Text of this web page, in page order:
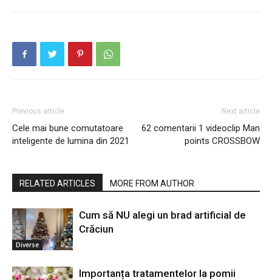
Previous article
Cele mai bune comutatoare
inteligente de lumina din 2021
Next article
62 comentarii 1 videoclip Man
points CROSSBOW
RELATED ARTICLES MORE FROM AUTHOR
Diverse
Cum să NU alegi un brad artificial de
Crăciun
Importanța tratamentelor la pomii